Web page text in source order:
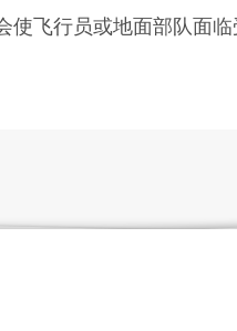
飞行员或地面部队面临